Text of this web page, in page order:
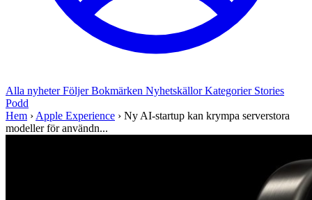
Alla nyheterFöljerBokmärken NyhetskällorKategorier Stories
Podd
Hem › Apple Experience › Ny AI-startup kan krympa serverstora
modeller för användn...